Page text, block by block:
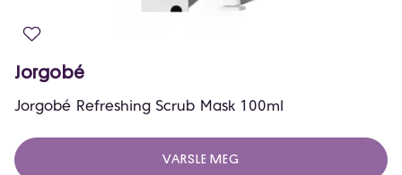
Jorgobé
Jorgobé Refreshing Scrub Mask 100ml
VARSLE MEG